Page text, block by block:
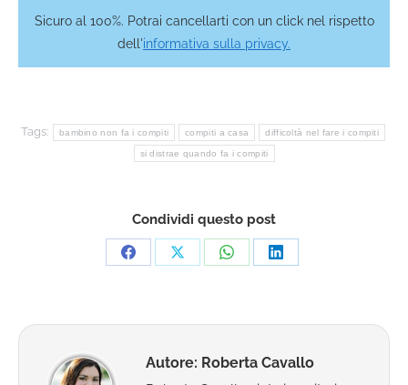
Sicuro al 100%. Potrai cancellarti con un click nel rispetto
dell'informativa sulla privacy.
Tags: bambino non fa i compiti compiti a casa difficoltà nel fare i compiti
si distrae quando fa i compiti
Condividi questo post
CondividiCondividiCondividiCondividi
Autore: Roberta Cavallo